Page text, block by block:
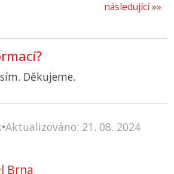
následující »»
Děkujeme.
•Aktualizováno: 21. 08. 2024
Brna